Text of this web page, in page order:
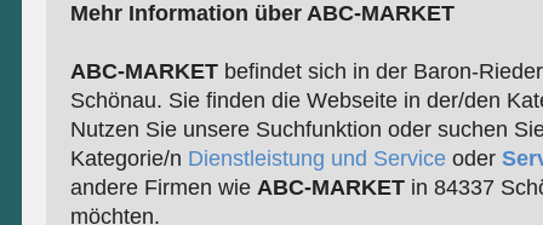
Mehr Information über ABC-MARKET
ABC-MARKETbefindet sich in der Baron-
Schönau. Sie finden die Webseite in der/den
Nutzen Sie unsere Suchfunktion oder suchen
Kategorie/n Dienstleistung und Serviceoder
andere Firmen wie ABC-MARKETin 84337
möchten.